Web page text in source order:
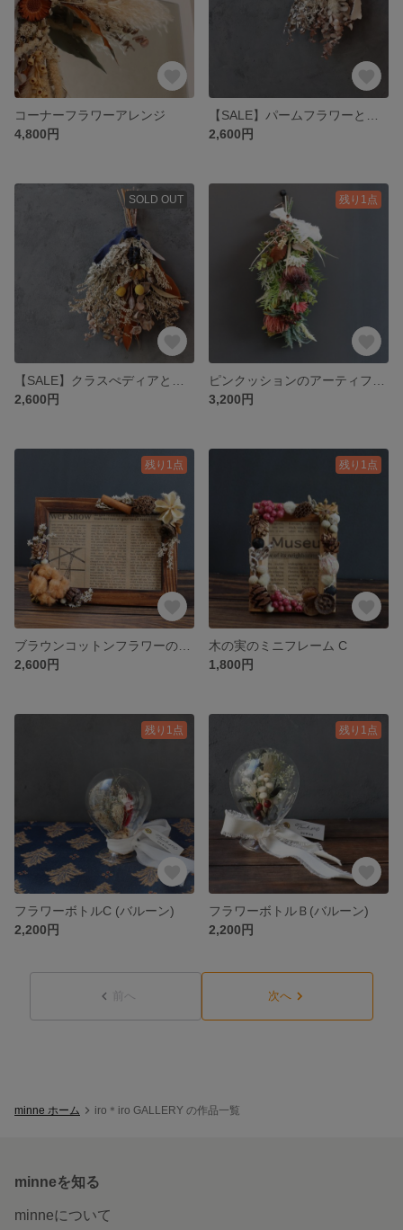
コーナーフラワーアレンジ
4,800円
2,600円
SOLD OUT
2,600円
残り1点
3,200円
残り1点
2,600円
残り1点
木の実のミニフレーム C
1,800円
残り1点
フラワーボトルC (バルーン)
2,200円
残り1点
フラワーボトルＢ(バルーン)
2,200円
前へ 次へ
minne ホーム iro＊iro GALLERY の作品一覧
minneを知る
minneについて